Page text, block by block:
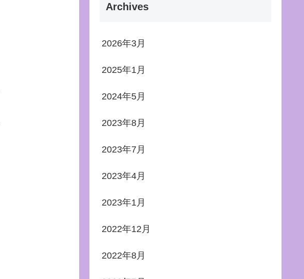
Archives
2026年3月
2025年1月
2024年5月
2023年8月
2023年7月
2023年4月
2023年1月
2022年12月
2022年8月